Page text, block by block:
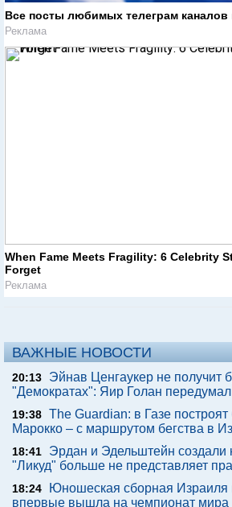
Все посты любимых телеграм каналов
Реклама
When Fame Meets Fragility: 6 Celebrity
Forget
Реклама
ВАЖНЫЕ НОВОСТИ
20:13
Эйнав Ценгаукер не получит
"Демократах": Яир Голан передумал
19:38 The Guardian: в Газе
Марокко – с маршрутом бегства в
18:41
Эрдан и Эдельштейн создали
"Ликуд" больше не представляет
18:24
Юношеская сборная Израиля
впервые вышла на чемпионат мира